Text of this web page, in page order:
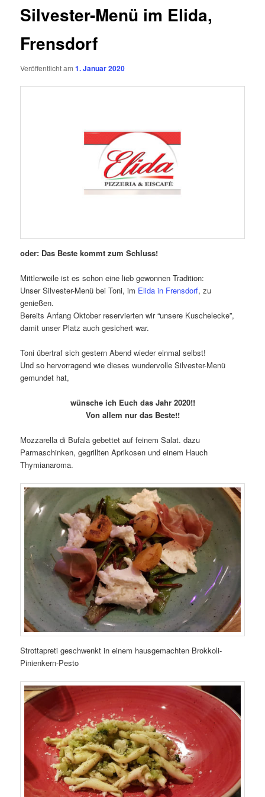
Silvester-Menü im Elida,
Frensdorf
Veröffentlicht am1. Januar 2020
oder: Das Beste kommt zum Schluss!
Mittlerweile ist es schon eine lieb gewonnen Tradition:
Unser Silvester-Menü bei Toni, im Elida in Frensdorf, zu
genießen.
Bereits Anfang Oktober reservierten wir “unsere Kuschelecke”,
damit unser Platz auch gesichert war.
Toni übertraf sich gestern Abend wieder einmal selbst!
Und so hervorragend wie dieses wundervolle Silvester-Menü
gemundet hat,
wünsche ich Euch das Jahr 2020!!
Von allem nur das Beste!!
Mozzarella di Bufala gebettet auf feinem Salat. dazu
Parmaschinken, gegrillten Aprikosen und einem Hauch
Thymianaroma.
Strottapreti geschwenkt in einem hausgemachten Brokkoli-
Pinienkern-Pesto